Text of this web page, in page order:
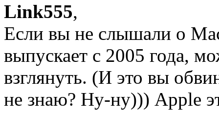
Link555,
Если вы не слышали о
выпускает с 2005 года,
взглянуть. (И это вы
не знаю? Ну-ну))) Apple